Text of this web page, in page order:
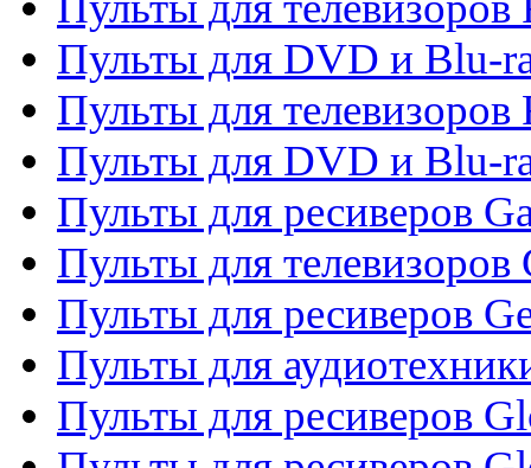
Пульты для DVD и Blu-
Пульты для телевизоров
Пульты для DVD и Blu-
Пульты для ресиверов
Пульты для телевизоров
Пульты для ресиверов
Пульты для
Пульты для ресиверов